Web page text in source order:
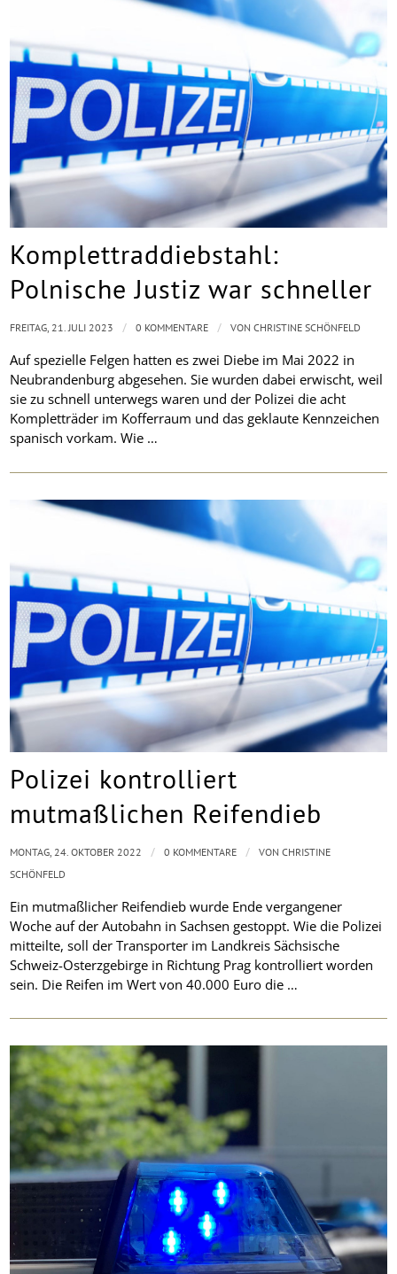
Komplettraddiebstahl:
Polnische Justiz war schneller
Auf spezielle Felgen hatten es zwei Diebe im Mai 2022 in
Neubrandenburg abgesehen. Sie wurden dabei erwischt, weil
sie zu schnell unterwegs waren und der Polizei die acht
Kompletträder im Kofferraum und das geklaute Kennzeichen
spanisch vorkam. Wie …
FREITAG, 21. JULI 2023 / 0 KOMMENTARE / VONCHRISTINE SCHÖNFELD
Polizei kontrolliert
mutmaßlichen Reifendieb
Ein mutmaßlicher Reifendieb wurde Ende vergangener
Woche auf der Autobahn in Sachsen gestoppt. Wie die Polizei
mitteilte, soll der Transporter im Landkreis Sächsische
Schweiz-Osterzgebirge in Richtung Prag kontrolliert worden
sein. Die Reifen im Wert von 40.000 Euro die …
MONTAG, 24. OKTOBER 2022 / 0 KOMMENTARE / VONCHRISTINE
SCHÖNFELD